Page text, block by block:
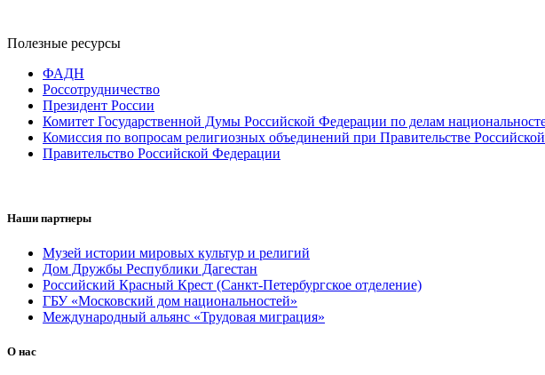
Полезные ресурсы
ФАДН
Россотрудничество
Президент России
Комитет Государственной Думы Российской Федерации по делам
Комиссия по вопросам религиозных объединений при Правительстве
Правительство Российской Федерации
Наши партнеры
Музей истории мировых культур и религий
Дом Дружбы Республики Дагестан
Российский Красный Крест (Санкт-Петербургское отделение)
ГБУ «Московский дом национальностей»
Международный альянс «Трудовая миграция»
О нас